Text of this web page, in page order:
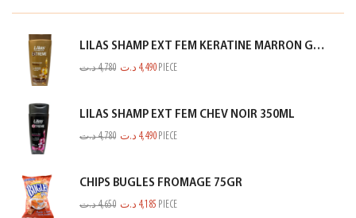
LILAS SHAMP EXT FEM KERATINE MARRON GOLD 350ML
4,780د.ت 4,490 د.ت PIECE
LILAS SHAMP EXT FEM CHEV NOIR 350ML
4,780د.ت 4,490 د.ت PIECE
CHIPS BUGLES FROMAGE 75GR
4,650د.ت 4,185 د.ت PIECE